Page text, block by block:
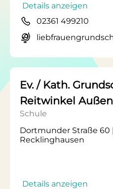
Details anzeigen
02361 499210
Ev. / Kath.
Reitwinkel
Schule
Dortmunder Straße 60
Recklinghausen
Details anzeigen